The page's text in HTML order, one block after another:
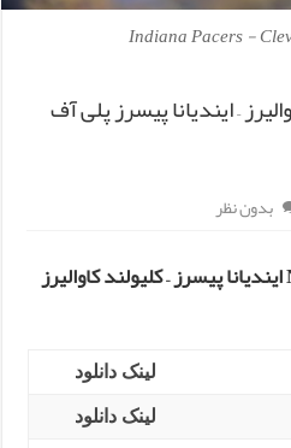
Indiana Pacers -
– ایندیانا پیسرز پلی آف
بدون نظر
مسابقات بسکتبال لیگ NBA ایندیانا پیسرز – کلیولند کاوالیرز
لینک دانلود
لینک دانلود